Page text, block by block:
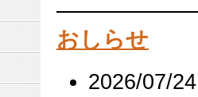
おしらせ
2026/07/24